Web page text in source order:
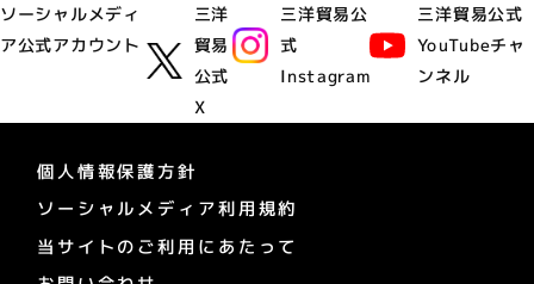
ソーシャルメディ
ア公式アカウント
三洋
貿易
公式
X
三洋貿易公
式
Instagram
三洋貿易公式
YouTubeチャ
ンネル
個人情報保護方針
ソーシャルメディア利用規約
当サイトのご利用にあたって